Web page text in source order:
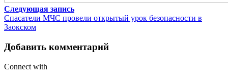
Следующая запись
Спасатели МЧС провели открытый урок безопасности в
Заокском
Добавить комментарий
Connect with